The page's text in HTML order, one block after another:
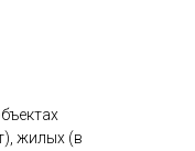
жилых (в